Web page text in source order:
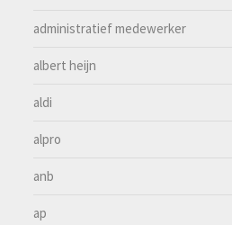
administratief medewerker
albert heijn
aldi
alpro
anb
ap